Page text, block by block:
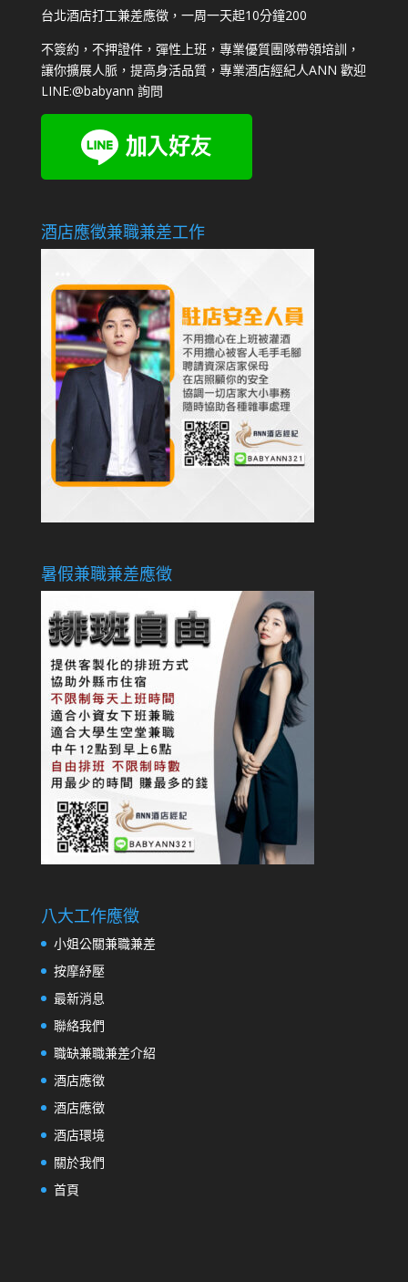
台北酒店打工兼差應徵，一周一天起10分鐘200
不簽約，不押證件，彈性上班，專業優質團隊帶領培訓，
讓你擴展人脈，提高身活品質，專業酒店經紀人ANN 歡迎
LINE:@babyann 詢問
酒店應徵兼職兼差工作
暑假兼職兼差應徵
八大工作應徵
小姐公關兼職兼差
按摩紓壓
最新消息
聯絡我們
職缺兼職兼差介紹
酒店應徵
酒店應徵
酒店環境
關於我們
首頁